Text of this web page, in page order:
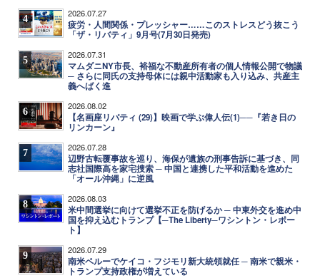
4 2026.07.27
疲労・人間関係・プレッシャー……このストレスどう抜こう
「ザ・リバティ」9月号(7月30日発売)
5 2026.07.31
マムダニNY市長、裕福な不動産所有者の個人情報公開で物議
─ さらに同氏の支持母体には親中活動家も入り込み、共産主
義へばく進
6 2026.08.02
【名画座リバティ (29)】映画で学ぶ偉人伝(1)──『若き日の
リンカーン』
7 2026.07.28
辺野古転覆事故を巡り、海保が遺族の刑事告訴に基づき、同
志社国際高を家宅捜索 ─ 中国と連携した平和活動を進めた
「オール沖縄」に逆風
8 2026.08.03
米中間選挙に向けて選挙不正を防げるか ─ 中東外交を進め中
国を抑え込むトランプ【─The Liberty─ワシントン・レポー
ト】
9 2026.07.29
南米ペルーでケイコ・フジモリ新大統領就任 ─ 南米で親米・
トランプ支持政権が増えている